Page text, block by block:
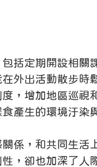
括定期開設相關
外出活動散步時
，增加地區巡視
產生的環境汙染
係，和共同生活
，卻也加深了人